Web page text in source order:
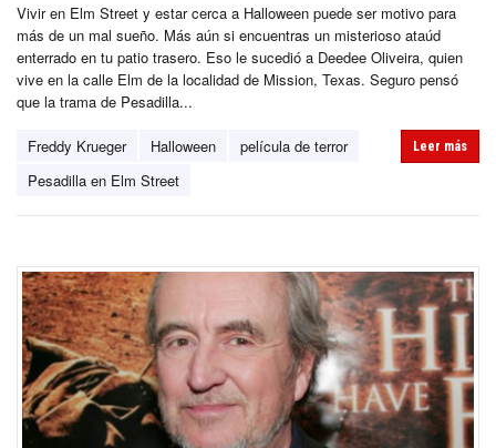
Vivir en Elm Street y estar cerca a Halloween puede ser motivo para
más de un mal sueño. Más aún si encuentras un misterioso ataúd
enterrado en tu patio trasero. Eso le sucedió a Deedee Oliveira, quien
vive en la calle Elm de la localidad de Mission, Texas. Seguro pensó
que la trama de Pesadilla...
Freddy Krueger Halloween
película de terror
Pesadilla en Elm Street
Leer más